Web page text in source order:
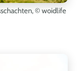
© woidlife